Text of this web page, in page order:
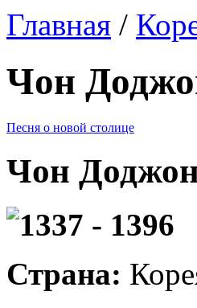
Главная /
Чон
Песня о новой столице
Чон
1337 - 1396
Страна: